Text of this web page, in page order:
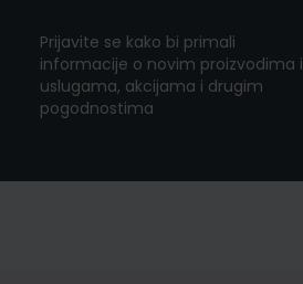
Prijavite se kako bi primali
informacije o novim proizvodima i
uslugama, akcijama i drugim
pogodnostima